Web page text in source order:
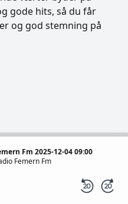
gode hits, så du får
og god stemning på
Formiddag på Femern Fm 2025-12-04 09:00
Femern Fm